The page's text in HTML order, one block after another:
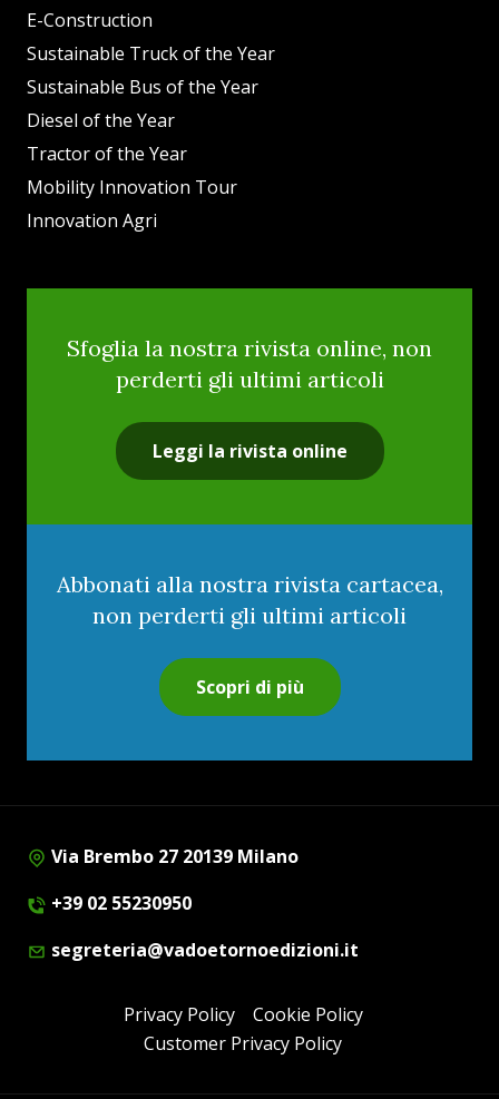
E-Construction
Sustainable Truck of the Year
Sustainable Bus of the Year
Diesel of the Year
Tractor of the Year
Mobility Innovation Tour
Innovation Agri
Sfoglia la nostra rivista online, non
perderti gli ultimi articoli
Leggi la rivista online
Abbonati alla nostra rivista cartacea,
non perderti gli ultimi articoli
Scopri di più
Via Brembo 27 20139 Milano
+39 02 55230950
segreteria@vadoetornoedizioni.it
Privacy Policy
Cookie Policy
Customer Privacy Policy